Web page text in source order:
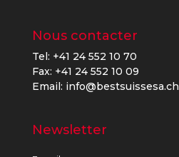
Nous contacter
Tel: +41 24 552 10 70
Fax: +41 24 552 10 09
Email: info@bestsuissesa.ch
Newsletter